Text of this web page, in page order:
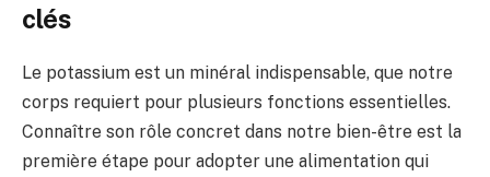
clés
Le potassium est un minéral indispensable, que notre
corps requiert pour plusieurs fonctions essentielles.
Connaître son rôle concret dans notre bien-être est la
première étape pour adopter une alimentation qui